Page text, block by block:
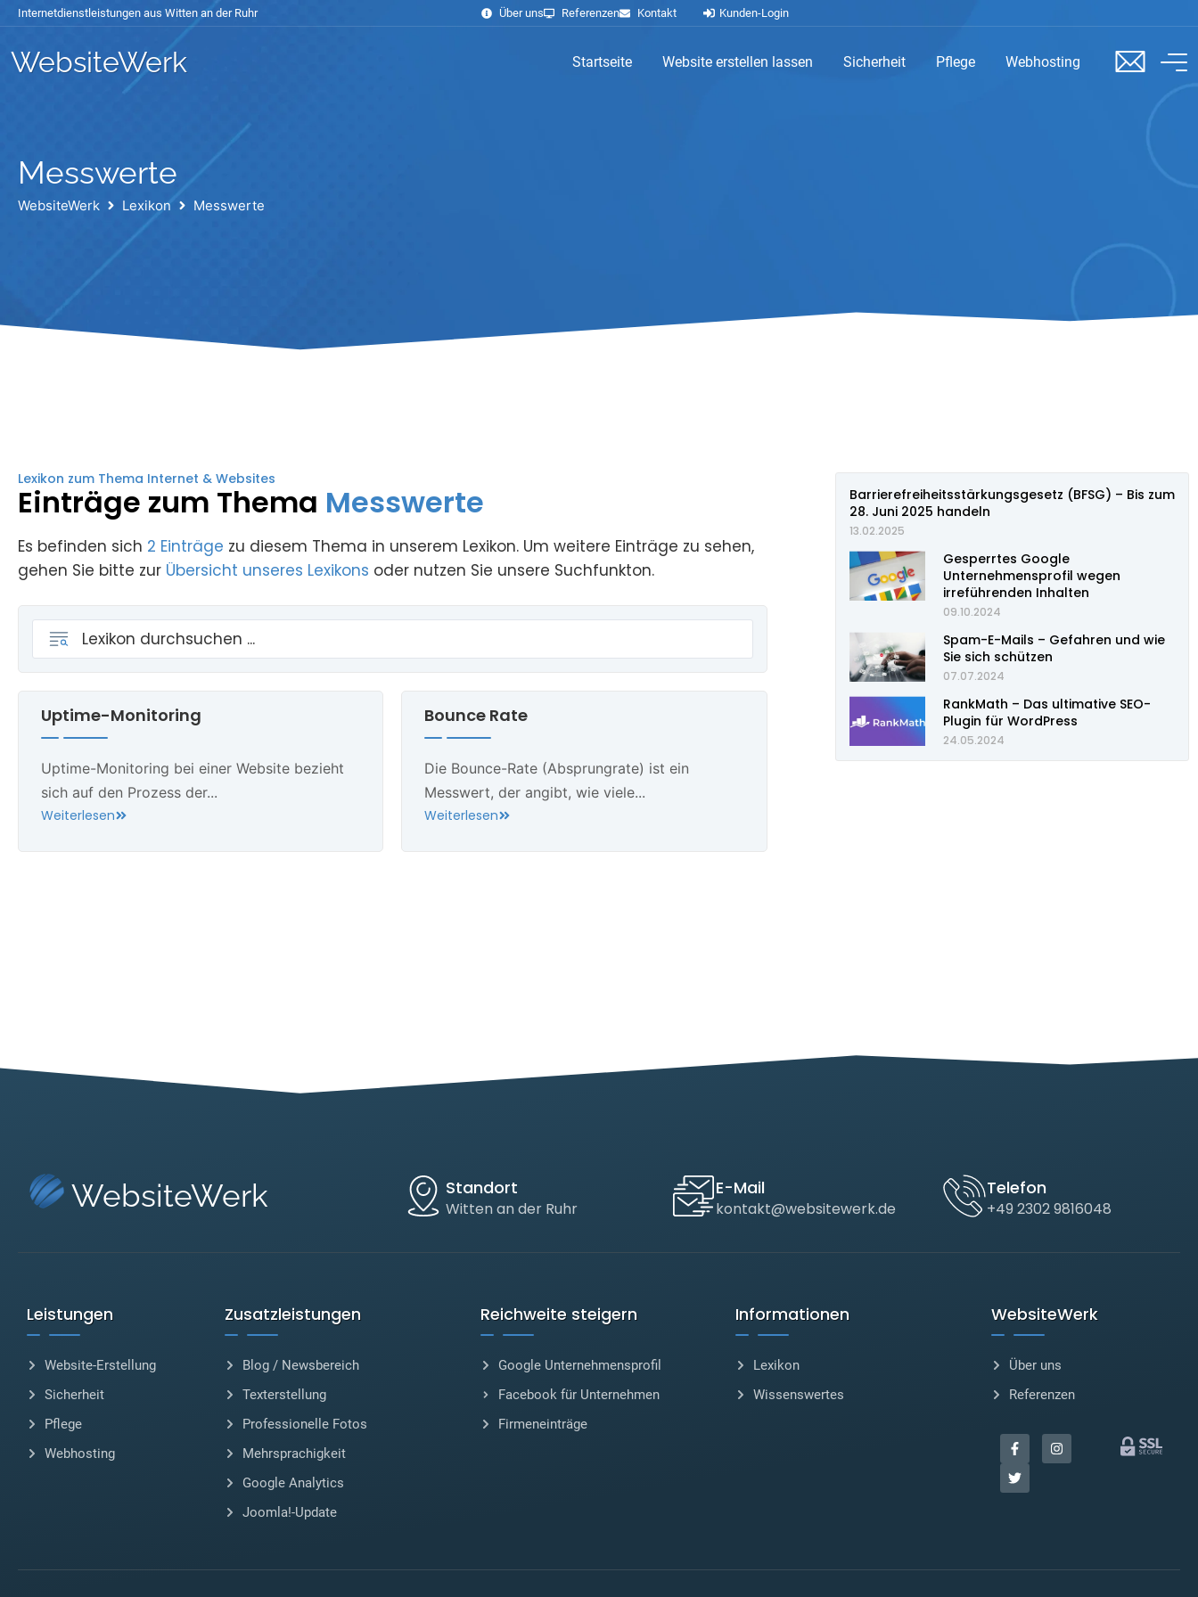
Internetdienstleistungen aus Witten an der Ruhr Über uns Referenzen Kontakt Kunden-Login
WebsiteWerk Startseite Website erstellen lassen Sicherheit Pflege Webhosting
Messwerte
WebsiteWerk Lexikon Messwerte
Lexikon zum Thema Internet & Websites
Einträge zum Thema Messwerte
Es befinden sich 2 Einträge zu diesem Thema in unserem Lexikon. Um weitere Einträge zu sehen,
gehen Sie bitte zur Übersicht unseres Lexikons oder nutzen Sie unsere Suchfunkton.
Uptime-Monitoring
Uptime-Monitoring bei einer Website bezieht
sich auf den Prozess der...
Weiterlesen
Bounce Rate
Die Bounce-Rate (Absprungrate) ist ein
Messwert, der angibt, wie viele...
Weiterlesen
Barrierefreiheitsstärkungsgesetz (BFSG) – Bis zum
28. Juni 2025 handeln
13.02.2025
Gesperrtes Google
Unternehmensprofil wegen
irreführenden Inhalten
09.10.2024
Spam-E-Mails – Gefahren und wie
Sie sich schützen
07.07.2024
RankMath – Das ultimative SEO-
Plugin für WordPress
24.05.2024
WebsiteWerk Standort
Witten an der Ruhr
E-Mail
kontakt@websitewerk.de
Telefon
+49 2302 9816048
Leistungen
Website-Erstellung
Sicherheit
Pflege
Webhosting
Zusatzleistungen
Blog / Newsbereich
Texterstellung
Professionelle Fotos
Mehrsprachigkeit
Google Analytics
Joomla!-Update
Reichweite steigern
Google Unternehmensprofil
Facebook für Unternehmen
Firmeneinträge
Informationen
Lexikon
Wissenswertes
WebsiteWerk
Über uns
Referenzen